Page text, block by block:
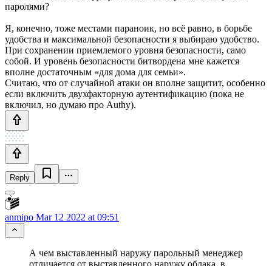
паролями?
Я, конечно, тоже местами параноик, но всё равно, в борьбе
удобства и максимальной безопасности я выбираю удобство.
При сохранении приемлемого уровня безопасности, само
собой. И уровень безопасности битвордена мне кажется
вполне достаточным «для дома для семьи».
Считаю, что от случайной атаки он вполне защитит, особенно
если включить двухфакторную аутентификацию (пока не
включил, но думаю про Authy).
Reply
anmipo Mar 12 2022 at 09:51
А чем выставленный наружу парольный менеджер
отличается от выставленного наружу облака, в